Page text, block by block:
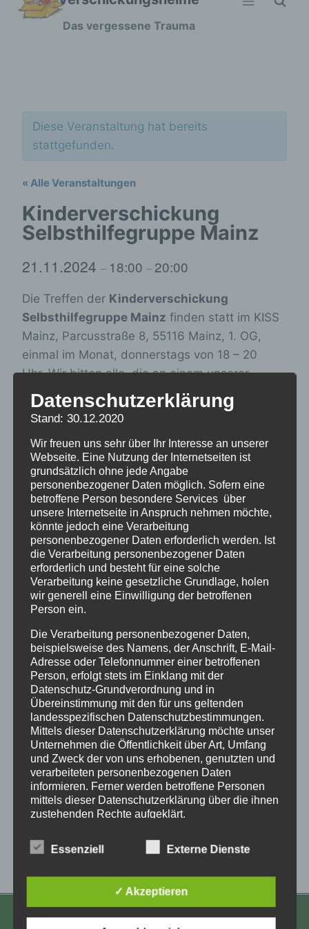
Zum
Das vergessene Trauma
Diese Veranstaltung hat bereits
stattgefunden.
« Alle Veranstaltungen
Kinderverschickung
Selbsthilfegruppe Mainz
21.11.2024 – 18:00 – 20:00
Die Treffen der Kinderverschickung
Selbsthilfegruppe Mainz finden statt im KISS
Mainz, Parcusstraße 8, 55116 Mainz, 1. OG,
einmal im Monat, donnerstags von 18 – 20
Uhr. Wir bitten alle, die an einem unserer
Treffen teilnehmen möchten, sich vorher bei
uns per E-Mail anzumelden, damit wir den
Wir freuen uns auf euch.
Heidi und Manfred
shgmainz@web.deoder
Manfred@kinderverschickung-bayern.de)
Zum Kalender hinzufügen
Veranstaltung-
Navigation
«Online-Meeting
Verschickungskinder
Niedersachsen
Bundesweiter
Kongress
erster Tag
Datenschutzerklärung
Stand: 30.12.2020
Wir freuen uns sehr über Ihr Interesse an unserer
Webseite. Eine Nutzung der Internetseiten ist
grundsätzlich ohne jede Angabe
personenbezogener Daten möglich. Sofern eine
betroffene Person besondere Services über
unsere Internetseite in Anspruch nehmen möchte,
könnte jedoch eine Verarbeitung
personenbezogener Daten erforderlich werden. Ist
die Verarbeitung personenbezogener Daten
erforderlich und besteht für eine solche
Verarbeitung keine gesetzliche Grundlage, holen
wir generell eine Einwilligung der betroffenen
Person ein.
Die Verarbeitung personenbezogener Daten,
beispielsweise des Namens, der Anschrift, E-Mail-
Adresse oder Telefonnummer einer betroffenen
Person, erfolgt stets im Einklang mit der
Datenschutz-Grundverordnung und in
Übereinstimmung mit den für uns geltenden
landesspezifischen Datenschutzbestimmungen.
Mittels dieser Datenschutzerklärung möchte unser
Unternehmen die Öffentlichkeit über Art, Umfang
und Zweck der von uns erhobenen, genutzten und
verarbeiteten personenbezogenen Daten
informieren. Ferner werden betroffene Personen
mittels dieser Datenschutzerklärung über die ihnen
zustehenden Rechte aufgeklärt.
Wir haben als für die Verarbeitung Verantwortlicher
zahlreiche technische und organisatorische
lückenlosen Schutz der über diese Internetseite
verarbeiteten personenbezogenen Daten
sicherzustellen. Dennoch können Internetbasierte
Datenübertragungen grundsätzlich
Essenziell Externe Dienste
✓ Akzeptieren